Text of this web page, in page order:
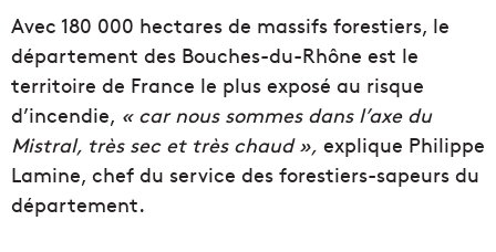
Avec 180 000 hectares de massifs forestiers, le
département des Bouches-du-Rhône est le
territoire de France le plus exposé au risque
d’incendie, « car nous sommes dans l’axe du
Mistral, très sec et très chaud », explique Philippe
Lamine, chef du service des forestiers-sapeurs du
département.